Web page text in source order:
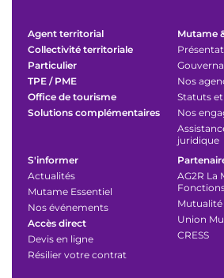
Agent territorial
Collectivité territoriale
Particulier
TPE / PME
Office de tourisme
Solutions complémentaires
Mutame
Nos
Statuts
Nos
juridique
S'informer
Actualités
Mutame Essentiel
Nos événements
Accès direct
Devis en ligne
Résilier votre contrat
AG2R La
Mutualité
Union
CRESS